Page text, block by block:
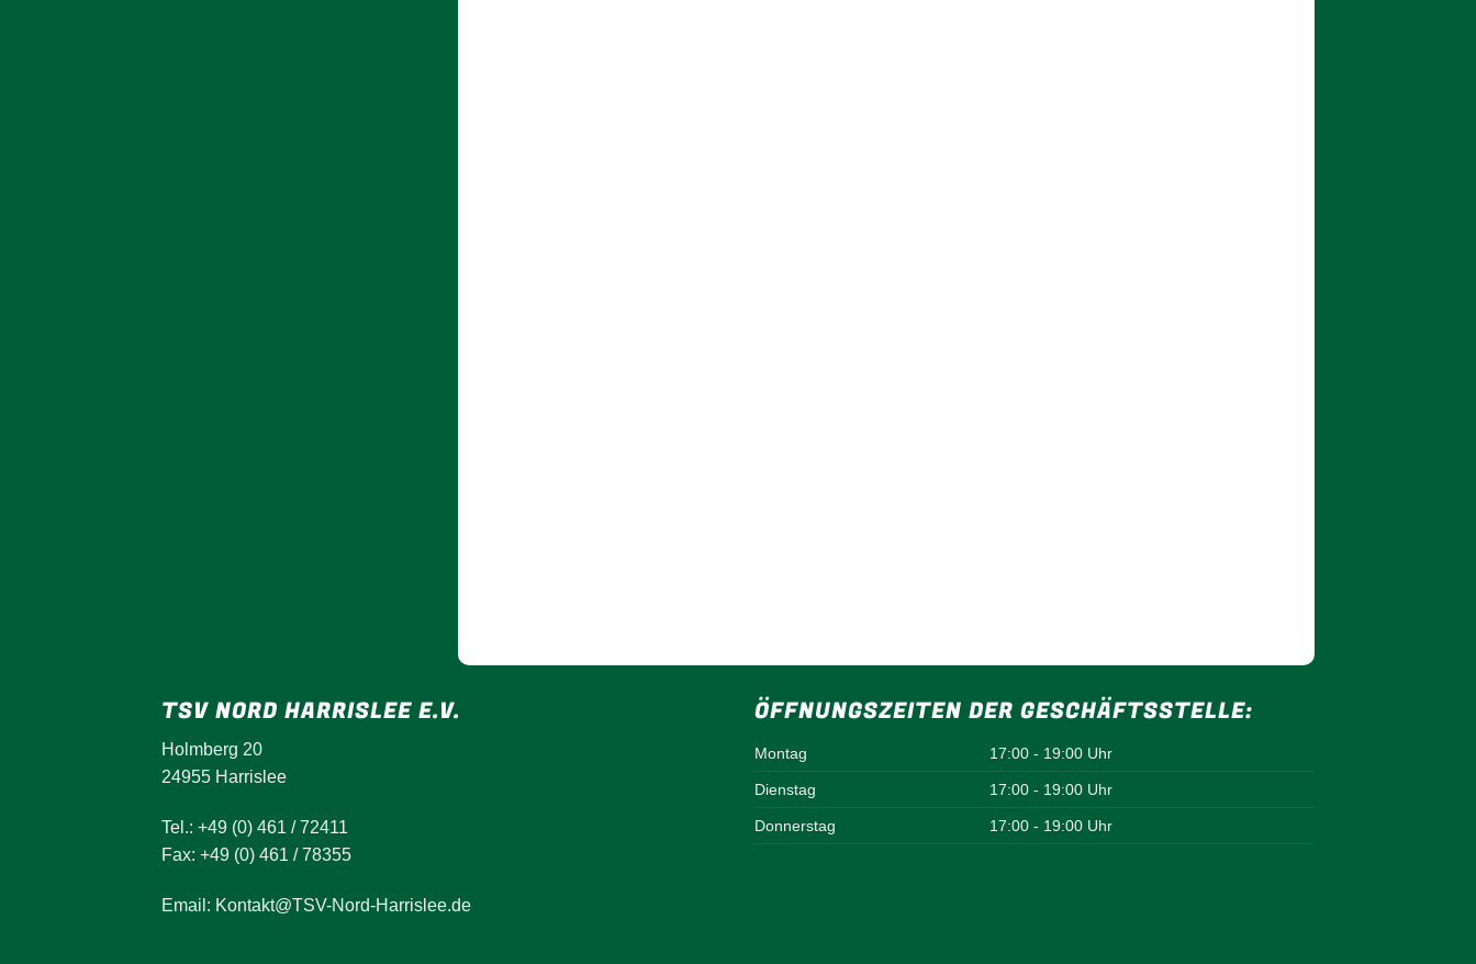
TSV NORD HARRISLEE E.V.
Holmberg 20
24955 Harrislee
Tel.: +49 (0) 461 / 72411
Fax: +49 (0) 461 / 78355
Email: Kontakt@TSV-Nord-Harrislee.de
ÖFFNUNGSZEITEN DER GESCHÄFTSSTELLE:
Montag 17:00 - 19:00 Uhr
Dienstag 17:00 - 19:00 Uhr
Donnerstag 17:00 - 19:00 Uhr